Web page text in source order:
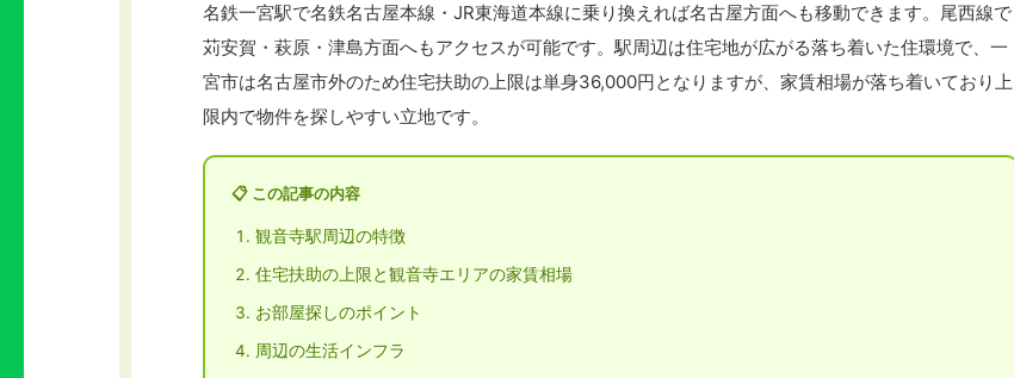
名鉄一宮駅で名鉄名古屋本線・JR東海道本線に乗り換えれば名古屋方面へも移動できます。尾西線で
苅安賀・萩原・津島方面へもアクセスが可能です。駅周辺は住宅地が広がる落ち着いた住環境で、一
宮市は名古屋市外のため住宅扶助の上限は単身36,000円となりますが、家賃相場が落ち着いており上
限内で物件を探しやすい立地です。
📋 この記事の内容
観音寺駅周辺の特徴
住宅扶助の上限と観音寺エリアの家賃相場
お部屋探しのポイント
周辺の生活インフラ